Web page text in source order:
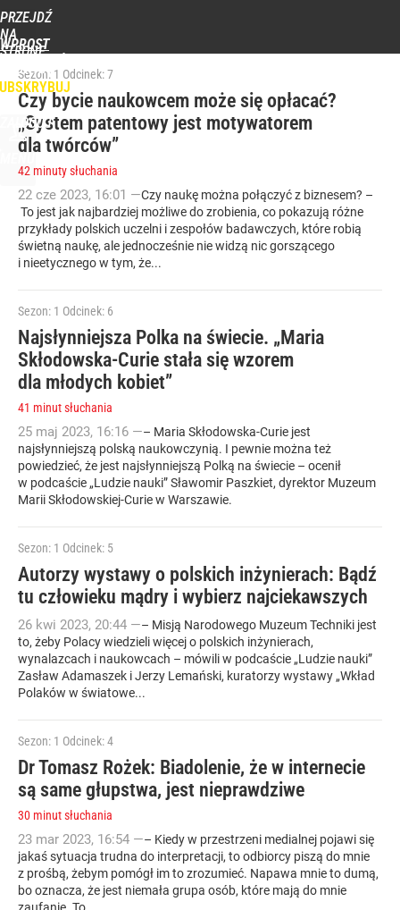
PRZEJDŹ
NA
STRONĘ
GŁÓWNĄ
WPROST
ZALOGUJ
POPULARNE
Sezon: 1 Odcinek: 7
Czy bycie naukowcem może się opłacać?
„System patentowy jest motywatorem
dla twórców”
42 minuty słuchania
22 cze 2023, 16:01 —Czy naukę można połączyć z biznesem? –
To jest jak najbardziej możliwe do zrobienia, co pokazują różne
przykłady polskich uczelni i zespołów badawczych, które robią
świetną naukę, ale jednocześnie nie widzą nic gorszącego
i nieetycznego w tym, że...
Sezon: 1 Odcinek: 6
Najsłynniejsza Polka na świecie. „Maria
Skłodowska-Curie stała się wzorem
dla młodych kobiet”
41 minut słuchania
25 maj 2023, 16:16 —– Maria Skłodowska-Curie jest
najsłynniejszą polską naukowczynią. I pewnie można też
powiedzieć, że jest najsłynniejszą Polką na świecie – ocenił
w podcaście „Ludzie nauki” Sławomir Paszkiet, dyrektor Muzeum
Marii Skłodowskiej-Curie w Warszawie.
Sezon: 1 Odcinek: 5
Autorzy wystawy o polskich inżynierach: Bądź
tu człowieku mądry i wybierz najciekawszych
26 kwi 2023, 20:44 —– Misją Narodowego Muzeum Techniki jest
to, żeby Polacy wiedzieli więcej o polskich inżynierach,
wynalazcach i naukowcach – mówili w podcaście „Ludzie nauki”
Zasław Adamaszek i Jerzy Lemański, kuratorzy wystawy „Wkład
Polaków w światowe...
Sezon: 1 Odcinek: 4
Dr Tomasz Rożek: Biadolenie, że w internecie
są same głupstwa, jest nieprawdziwe
30 minut słuchania
23 mar 2023, 16:54 —– Kiedy w przestrzeni medialnej pojawi się
jakaś sytuacja trudna do interpretacji, to odbiorcy piszą do mnie
z prośbą, żebym pomógł im to zrozumieć. Napawa mnie to dumą,
bo oznacza, że jest niemała grupa osób, które mają do mnie